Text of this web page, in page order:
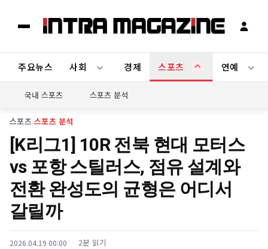
주요뉴스 사회 경제 스포츠 연예
국내 스포츠 스포츠 분석
스포츠›스포츠 분석
[K리그1] 10R 전북 현대 모터스
vs 포항 스틸러스, 점유 설계와
전환 완성도의 균형은 어디서
갈릴까
2026.04.19 00:00 2분 읽기